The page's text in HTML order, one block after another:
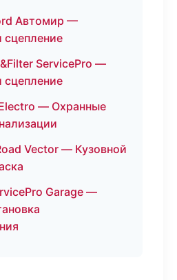
Автомир —
сцепление
ServicePro —
сцепление
Electro — Охранные
Vector — Кузовной
Garage —